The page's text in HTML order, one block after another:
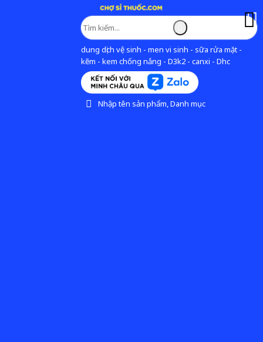
dung dịch vệ sinh - men vi sinh - sữa rửa mặt -
kẽm - kem chống nắng - D3k2 - canxi - Dhc
Nhập tên sản phẩm, Danh mục